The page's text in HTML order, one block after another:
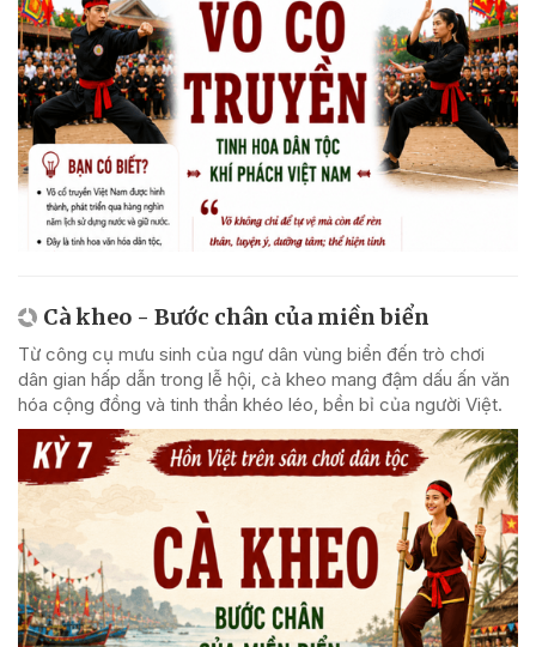
Cà kheo - Bước chân của miền biển
Từ công cụ mưu sinh của ngư dân vùng biển đến trò chơi
dân gian hấp dẫn trong lễ hội, cà kheo mang đậm dấu ấn văn
hóa cộng đồng và tinh thần khéo léo, bền bỉ của người Việt.